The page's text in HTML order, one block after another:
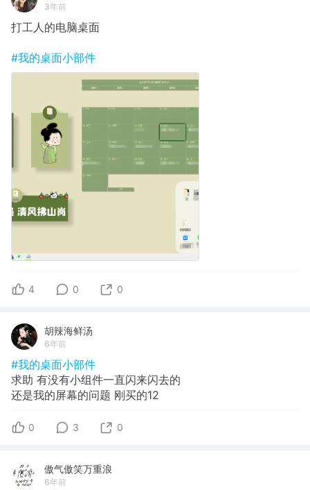
3年前
打工人的电脑桌面
#我的桌面小部件
4 0 0
胡辣海鲜汤
6年前
#我的桌面小部件
求助 有没有小组件一直闪来闪去的
还是我的屏幕的问题 刚买的12
0 3 0
傲气傲笑万重浪
6年前